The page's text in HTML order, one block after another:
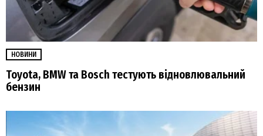
НОВИНИ
Toyota, BMW та Bosch тестують відновлювальний
бензин